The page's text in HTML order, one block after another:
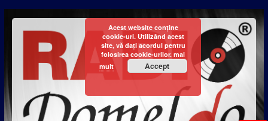
Acest website conține
cookie-uri. Utilizând acest
site, vă dați acordul pentru
folosirea cookie-urilor. mai
mult
Accept